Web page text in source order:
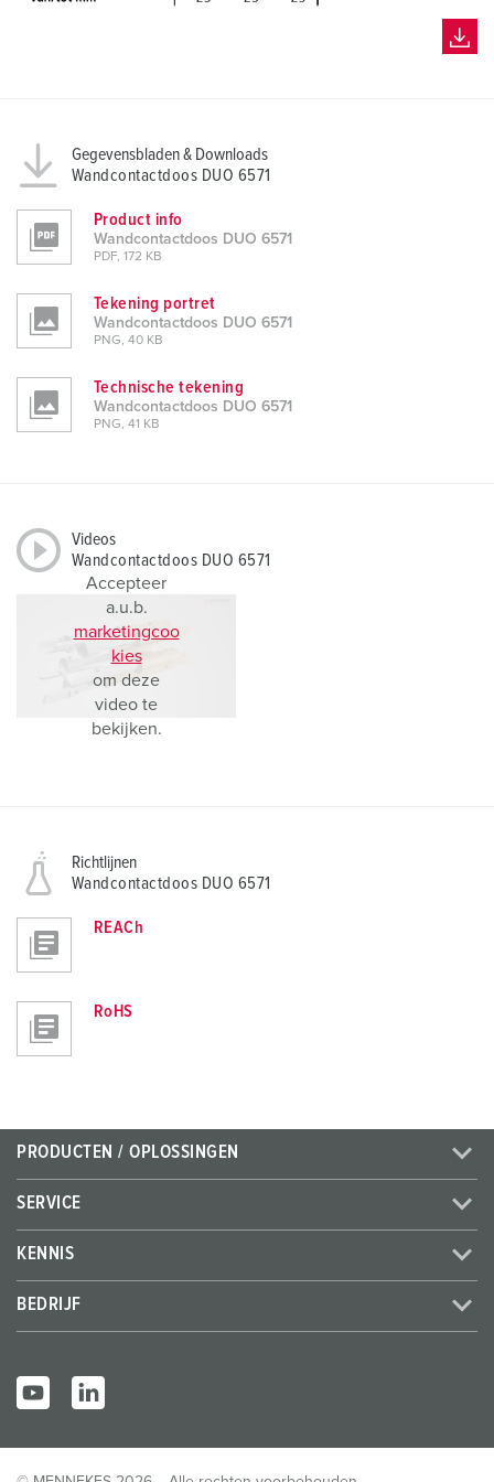
Gegevensbladen & Downloads
Wandcontactdoos DUO 6571
Product info
Wandcontactdoos DUO 6571
PDF, 172 KB
Tekening portret
Wandcontactdoos DUO 6571
PNG, 40 KB
Technische tekening
Wandcontactdoos DUO 6571
PNG, 41 KB
Videos
Wandcontactdoos DUO 6571
Accepteer
a.u.b.
marketingcoo
kies
om deze
video te
bekijken.
Richtlijnen
Wandcontactdoos DUO 6571
REACh
RoHS
PRODUCTEN / OPLOSSINGEN
SERVICE
KENNIS
BEDRIJF